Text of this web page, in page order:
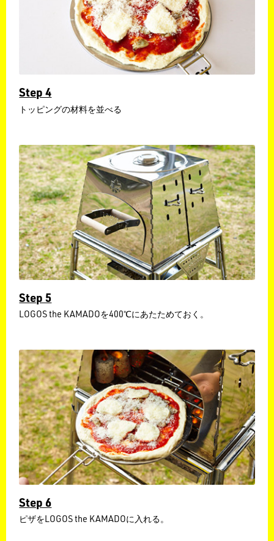
Step 4
トッピングの材料を並べる
Step 5
LOGOS the KAMADOを400℃にあたためておく。
Step 6
ピザをLOGOS the KAMADOに入れる。